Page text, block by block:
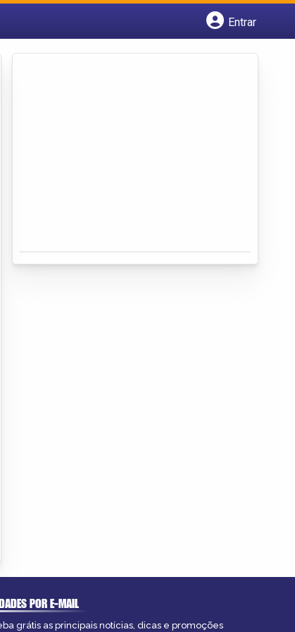
Entrar
POR E-MAIL
grátis as principais notícias, dicas e promoções